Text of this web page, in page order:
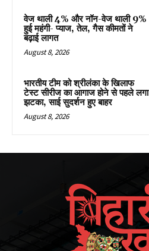
वेज थाली 4% और नॉन-वेज थाली 9%
हुई महंगी- प्याज, तेल, गैस कीमतों ने
बढ़ाई लागत
August 8, 2026
भारतीय टीम को श्रीलंका के खिलाफ
टेस्ट सीरीज का आगाज होने से पहले लगा
झटका, साई सुदर्शन हुए बाहर
August 8, 2026